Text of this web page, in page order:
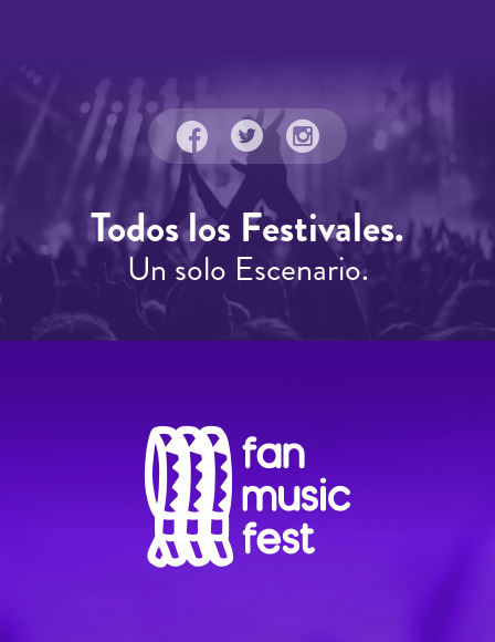
Todos los Festivales.
Un solo Escenario.